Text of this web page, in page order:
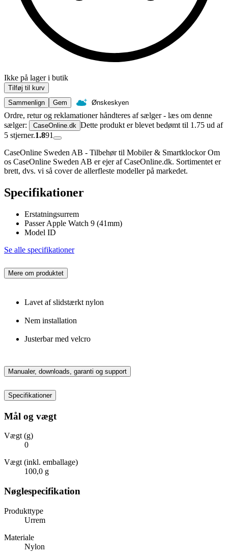
Ikke på lager i butik
Tilføj til kurv
Sammenlign
Gem Ønskeskyen
Ordre, retur og reklamationer håndteres af sælger - læs om denne
sælger:
CaseOnline.dk Dette produkt er blevet bedømt til 1.75 ud af
5 stjerner.1.891
CaseOnline Sweden AB - Tilbehør til Mobiler & Smartklockor Om
os CaseOnline Sweden AB er ejer af CaseOnline.dk. Sortimentet er
brett, dvs. vi så cover de allerfleste modeller på markedet.
Specifikationer
Erstatningsurrem
Passer Apple Watch 9 (41mm)
Model ID
Se alle specifikationer
Mere om produktet
Lavet af slidstærkt nylon
Nem installation
Justerbar med velcro
Manualer, downloads, garanti og support
Specifikationer
Mål og vægt
Vægt (g)
0
Vægt (inkl. emballage)
100,0 g
Nøglespecifikation
Produkttype
Urrem
Materiale
Nylon